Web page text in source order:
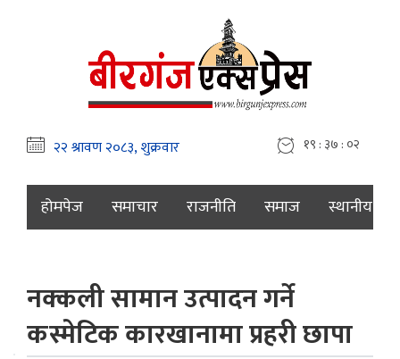
१९ : ३७ : ०३
होमपेज समाचार राजनीति समाज स्थानीय
नक्कली सामान उत्पादन गर्ने
कस्मेटिक कारखानामा प्रहरी छापा